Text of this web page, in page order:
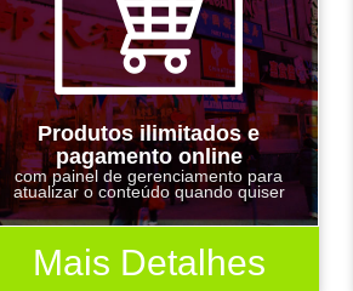
Produtos ilimitados e
pagamento online
com painel de gerenciamento para
atualizar o conteúdo quando quiser
Mais Detalhes